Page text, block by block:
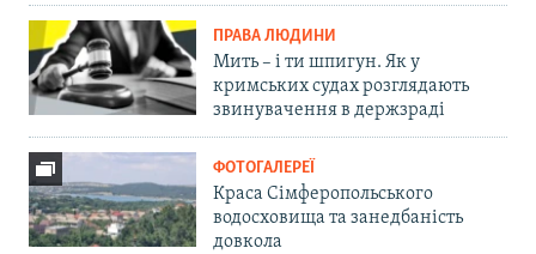
ПРАВА ЛЮДИНИ
Мить – і ти шпигун. Як у
кримських судах розглядають
звинувачення в держзраді
ФОТОГАЛЕРЕЇ
Краса Сімферопольського
водосховища та занедбаність
довкола